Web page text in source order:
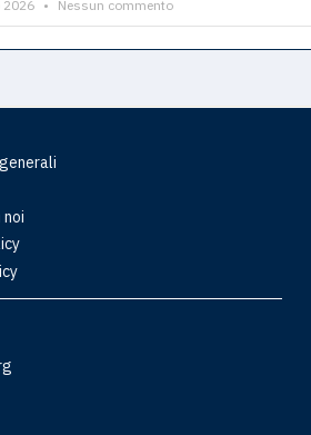
2026 Nessun commento
noi